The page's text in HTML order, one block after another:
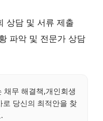
상담 및 서류 제출
파악 및 전문가 상담
채무 해결책,개인회생
당신의 최적안을 찾